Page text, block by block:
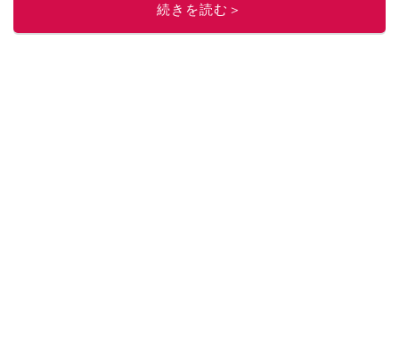
続きを読む＞